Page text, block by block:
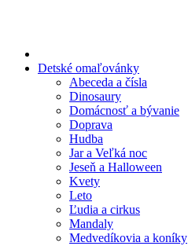
Detské omaľovánky
Abeceda a čísla
Dinosaury
Domácnosť a bývanie
Doprava
Hudba
Jar a Veľká noc
Jeseň a Halloween
Kvety
Leto
Ľudia a cirkus
Mandaly
Medvedíkovia a koníky